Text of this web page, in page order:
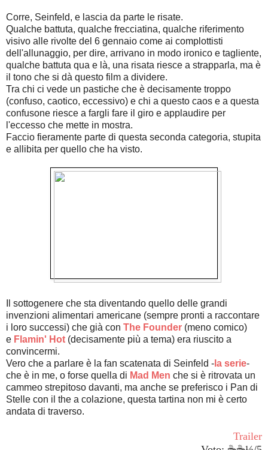
Corre, Seinfeld, e lascia da parte le risate.
Qualche battuta, qualche frecciatina, qualche riferimento
visivo alle rivolte del 6 gennaio come ai complottisti
dell'allunaggio, per dire, arrivano in modo ironico e tagliente,
qualche battuta qua e là, una risata riesce a strapparla, ma è
il tono che si dà questo film a dividere.
Tra chi ci vede un pastiche che è decisamente troppo
(confuso, caotico, eccessivo) e chi a questo caos e a questa
confusone riesce a fargli fare il giro e applaudire per
l'eccesso che mette in mostra.
Faccio fieramente parte di questa seconda categoria, stupita
e allibita per quello che ha visto.
Il sottogenere che sta diventando quello delle grandi
invenzioni alimentari americane (sempre pronti a raccontare
i loro successi) che già con The Founder (meno comico)
e Flamin' Hot (decisamente più a tema) era riuscito a
convincermi.
Vero che a parlare è la fan scatenata di Seinfeld - la serie-
che è in me, o forse quella di Mad Men che si è ritrovata un
cammeo strepitoso davanti, ma anche se preferisco i Pan di
Stelle con il the a colazione, questa tartina non mi è certo
andata di traverso.
Trailer